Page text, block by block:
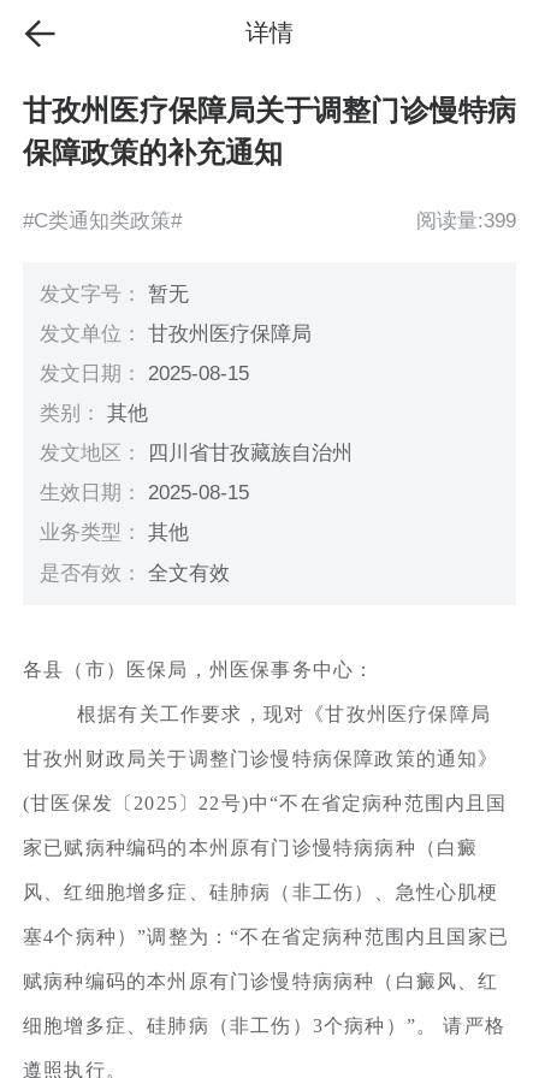
详情
甘孜州医疗保障局关于调整门诊慢特病
保障政策的补充通知
#C类通知类政策# 阅读量:399
发文字号：暂无
发文单位：甘孜州医疗保障局
发文日期： 2025-08-15
类别：其他
发文地区：
四川省甘孜藏族自治州
生效日期： 2025-08-15
业务类型：其他
是否有效：全文有效
各县（市）医保局，州医保事务中心：
根据有关工作要求，现对《甘孜州医疗保障局
甘孜州财政局关于调整门诊慢特病保障政策的通知》
(甘医保发〔2025〕22号)中“不在省定病种范围内且国
家已赋病种编码的本州原有门诊慢特病病种（白癜
风、红细胞增多症、硅肺病（非工伤）、急性心肌梗
塞4个病种）”调整为：“不在省定病种范围内且国家已
赋病种编码的本州原有门诊慢特病病种（白癜风、红
细胞增多症、硅肺病（非工伤）3个病种）”。 请严格
遵照执行。